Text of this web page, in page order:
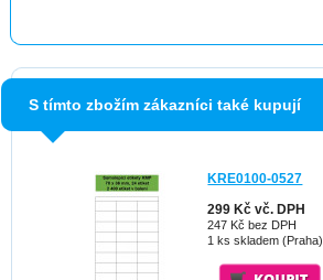
S tímto zbožím zákazníci také kupují
KRE0100-0527
299 Kč vč. DPH
247 Kč bez DPH
1 ks skladem (Praha)